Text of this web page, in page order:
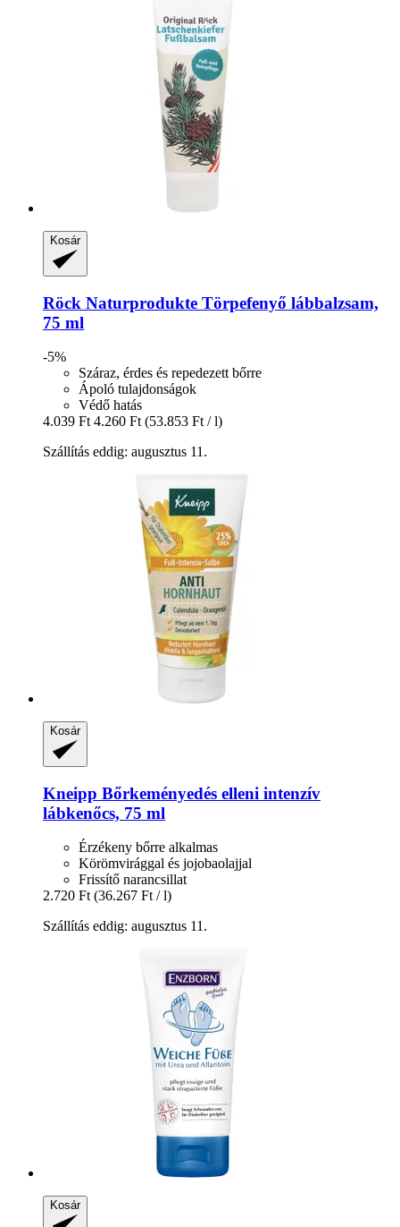
Kosár
Röck Naturprodukte Törpefenyő lábbalzsam,
75 ml
-5%
Száraz, érdes és repedezett bőrre
Ápoló tulajdonságok
Védő hatás
4.039 Ft 4.260 Ft (53.853 Ft / l)
Szállítás eddig: augusztus 11.
Kosár
Kneipp Bőrkeményedés elleni intenzív
lábkenőcs, 75 ml
Érzékeny bőrre alkalmas
Körömvirággal és jojobaolajjal
Frissítő narancsillat
2.720 Ft (36.267 Ft / l)
Szállítás eddig: augusztus 11.
Kosár